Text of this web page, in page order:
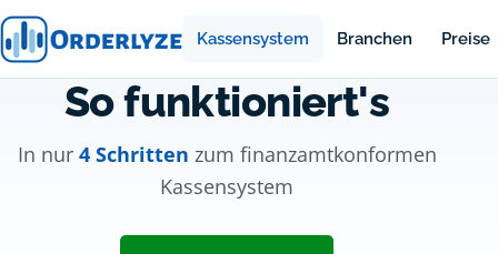
Kassensystem Branchen Preise
So funktioniert's
In nur 4 Schritten zum finanzamtkonformen
Kassensystem